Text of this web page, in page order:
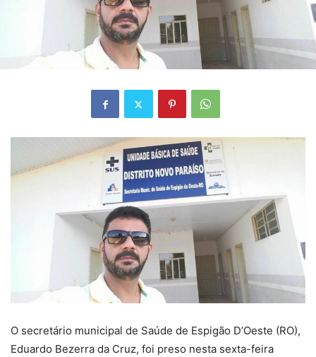
O secretário municipal de Saúde de Espigão D’Oeste (RO),
Eduardo Bezerra da Cruz, foi preso nesta sexta-feira